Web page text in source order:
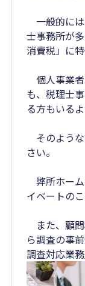
一般的に
士事務所が
消費税」に
個人事業
も、税理士
る方もいるよ
そのよう
さい。
弊所ホー
イベートの
また、顧
ら調査の事
調査対応業